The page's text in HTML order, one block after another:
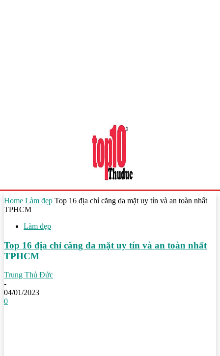
Home Làm đẹp Top 16 địa chỉ căng da mặt uy tín và an toàn nhất
TPHCM
Làm đẹp
Top 16 địa chỉ căng da mặt uy tín và an toàn nhất
TPHCM
Trung Thủ Đức
-
04/01/2023
0